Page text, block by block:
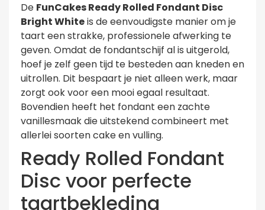
De FunCakes Ready Rolled Fondant Disc
Bright Whiteis de eenvoudigste manier om je
taart een strakke, professionele afwerking te
geven. Omdat de fondantschijf al is uitgerold,
hoef je zelf geen tijd te besteden aan kneden en
uitrollen. Dit bespaart je niet alleen werk, maar
zorgt ook voor een mooi egaal resultaat.
Bovendien heeft het fondant een zachte
vanillesmaak die uitstekend combineert met
allerlei soorten cake en vulling.
Ready Rolled Fondant
Disc voor perfecte
taartbekleding